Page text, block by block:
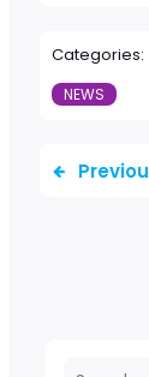
Categories:
NEWS